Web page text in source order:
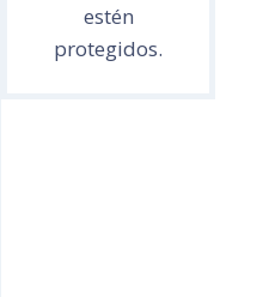
estén
protegidos.